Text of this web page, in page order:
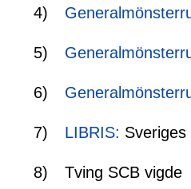
4)
5)
6)
7) LIBRIS:
8) Tving SCB vigde